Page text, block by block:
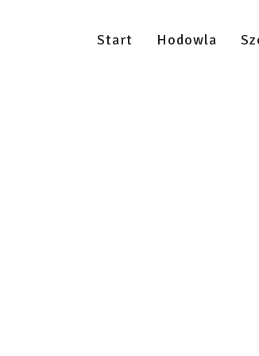
Start Hodowla